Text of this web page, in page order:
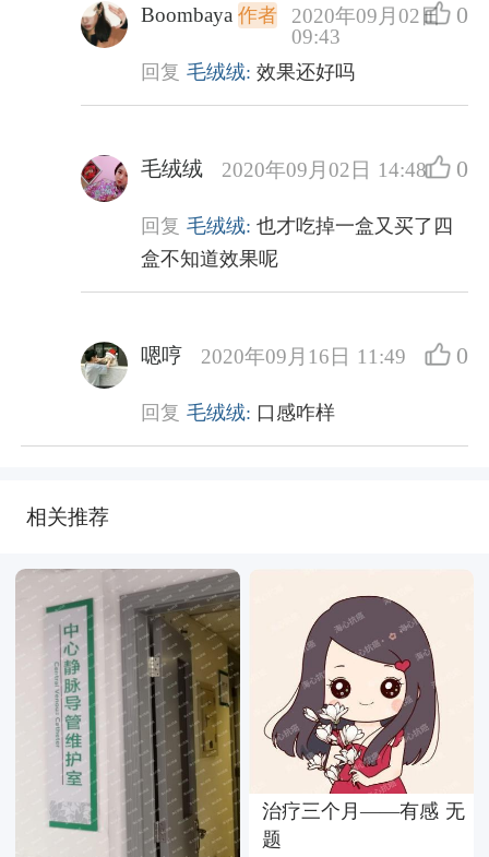
Boombaya 作者
2020年09月02日
09:43
0
回复 毛绒绒: 效果还好吗
毛绒绒 2020年09月02日 14:48 0
回复 毛绒绒: 也才吃掉一盒又买了四
盒不知道效果呢
嗯哼 2020年09月16日 11:49 0
回复 毛绒绒: 口感咋样
相关推荐
治疗三个月——有感 无
题